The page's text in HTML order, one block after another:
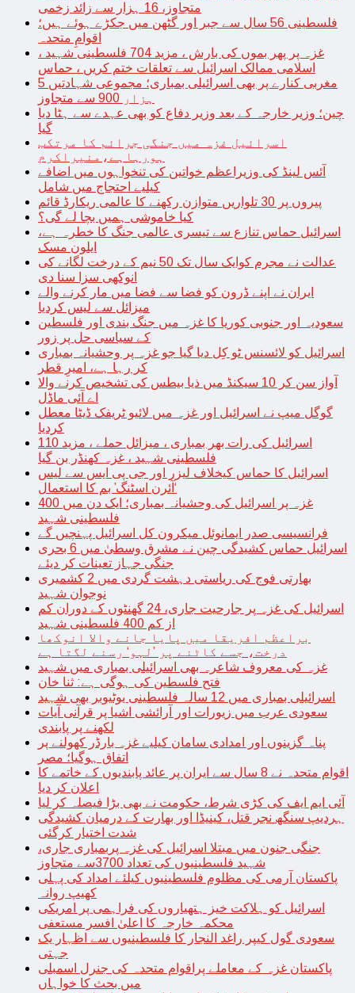
متجاوز، 16 ہزار سے زائد زخمی
فلسطینی 56 سال سے جبر اور گٹھن میں جکڑے ہوئے ہیں؛
اقوامِ متحدہ
غزہ پر پھر بموں کی بارش ، مزید 704 فلسطینی شہید ،
اسلامی ممالک اسرائیل سے تعلقات ختم کریں ، حماس
مغربی کنارے پر بھی اسرائیلی بمباری؛ مجموعی شہادتیں 5
ہزار 900 سے متجاوز
چین؛ وزیر خارجہ کے بعد وزیر دفاع کو بھی عہدے سے ہٹا دیا
گیا
اسرائیل غزہ میں جنگی جرائم کا مرتکب
ہورہاہے،منیراکرم
آئس لینڈ کی وزیراعظم خواتین کی تنخواہوں میں اضافے
کیلیے احتجاج میں شامل
پیروں پر 30 تلواریں متوازن رکھنے کا عالمی ریکارڈ قائم
کیا خاموشی ہمیں بچا لے گی؟
اسرائیل حماس تنازع سے تیسری عالمی جنگ کا خطرہ ہے،
ایلون مسک
عدالت نے مجرم کوایک سال تک 50 نیم کے درخت لگانے کی
انوکھی سزا سنا دی
ایران نے اپنے ڈرون کو فضا سے فضا میں مار کرنے والے
میزائل سے لیس کردیا
سعودیہ اور جنوبی کوریا کا غزہ میں جنگ بندی اور فلسطین
کے سیاسی حل پر زور
اسرائیل کو لائسنس ٹو کِل دیا گیا جو غزہ پر وحشیانہ بمباری
کر رہا ہے، امیرِ قطر
آواز سن کر 10 سیکنڈ میں ذیا بیطس کی تشخیص کرنے والا
اے آئی ماڈل
گوگل میپ نے اسرائیل اور غزہ میں لائیو ٹریفک ڈیٹا معطل
کردیا
اسرائیل کی رات بھر بمباری ، میزائل حملے ، مزید 110
فلسطینی شہید ، غزہ کھنڈر بن گیا
اسرائیل کا حماس کیخلاف لیزر اور جی پی ایس سے لیس
‘آئرن اسٹنگ’ بم کا استعمال
غزہ پر اسرائیل کی وحشیانہ بمباری؛ ایک دن میں 400
فلسطینی شہید
فرانسیسی صدر ایمانوئل میکرون کل اسرائیل پہنچیں گے
اسرائیل حماس کشیدگی چین نے مشرق وسطیٰ میں 6 بحری
جنگی جہاز تعینات کر دیئے
بھارتی فوج کی ریاستی دہشت گردی میں 2 کشمیری
نوجوان شہید
اسرائیل کی غزہ پر جارحیت جاری، 24 گھنٹوں کے دوران کم
از کم 400 فلسطینی شہید
براعظم افریقا میں پایا جانے والا انوکھا
درخت، جسے کاٹنے پر ’لہو‘ رسنے لگتا ہے
غزہ کی معروف شاعرہ بھی اسرائیلی بمباری میں شہید
فتح فلسطین کی ہوگی ہے: ثنا خان
اسرائیلی بمباری میں 12 سالہ فلسطینی یوٹیوبر بھی شہید
سعودی عرب میں زیورات اور آرائشی اشیا پر قرآنی آیات
لکھنے پر پابندی
پناہ گزینوں اور امدادی سامان کیلیے غزہ بارڈر کھولنے پر
اتفاق ہوگیا؛ مصر
اقوام متحدہ نے 8 سال سے ایران پر عائد پابندیوں کے خاتمے کا
اعلان کر دیا
آئی ایم ایف کی کڑی شرط، حکومت نے بھی بڑا فیصلہ کر لیا
ہردیپ سنگھ نجر قتل، کینیڈا اور بھارت کے درمیان کشیدگی
شدت اختیار کرگئی
جنگی جنون میں مبتلا اسرائیل کی غزہ پربمباری جاری،
شہید فلسطینیوں کی تعداد 3700سے متجاوز
پاکستان آرمی کی مظلوم فلسطینیوں کیلئے امداد کی پہلی
کھیپ روانہ
اسرائیل کو ہلاکت خیز ہتھیاروں کی فراہمی پر امریکی
محکمہ خارجہ کا اعلیٰ افسر مستعفی
سعودی گول کیپر راغد النجار کا فلسطینیوں سے اظہار یک
جہتی
پاکستان غزہ کے معاملے پراقوام متحدہ کی جنرل اسمبلی
میں بحث کا خواہاں